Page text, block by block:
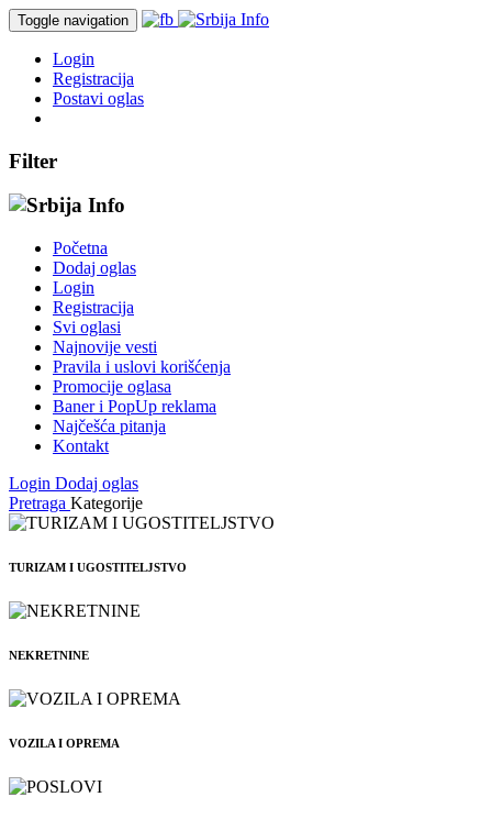
Toggle navigation
Login
Registracija
Postavi oglas
Filter
Početna
Dodaj oglas
Login
Registracija
Svi oglasi
Najnovije vesti
Pravila i uslovi korišćenja
Promocije oglasa
Baner i PopUp reklama
Najčešća pitanja
Kontakt
Login Dodaj oglas
Pretraga Kategorije
TURIZAM I UGOSTITELJSTVO
NEKRETNINE
VOZILA I OPREMA